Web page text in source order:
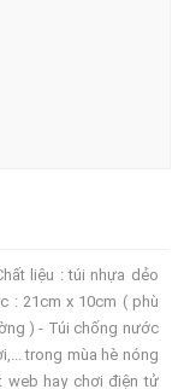
liệu : túi nhựa dẻo
: 21cm x 10cm ( phù
) - Túi chống nước
trong mùa hè nóng
web hay chơi điện tử